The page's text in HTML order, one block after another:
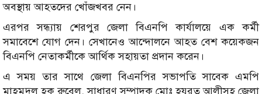
অবস্থায় আহতদের খোঁজখবর নেন।
এরপর সন্ধ্যায় শেরপুর জেলা বিএনপি কার্যালয়ে এক কর্মী
সমাবেশে যোগ দেন। সেখানেও আন্দোলনে আহত বেশ কয়েকজন
বিএনপি নেতাকর্মীকে আর্থিক সহায়তা প্রদান করেন।
এ সময় তার সাথে জেলা বিএনপির সভাপতি সাবেক এমপি
মাহমুদুল হক রুবেল, সাধারণ সম্পাদক মোঃ হযরত আলীসহ জেলা